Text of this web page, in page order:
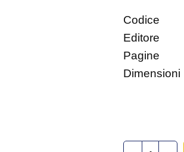
Codice
Editore
Pagine
Dimensioni